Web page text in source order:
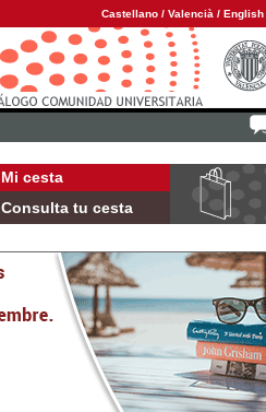
Castellano / Valencià / English
Mi cesta
Consulta tu cesta